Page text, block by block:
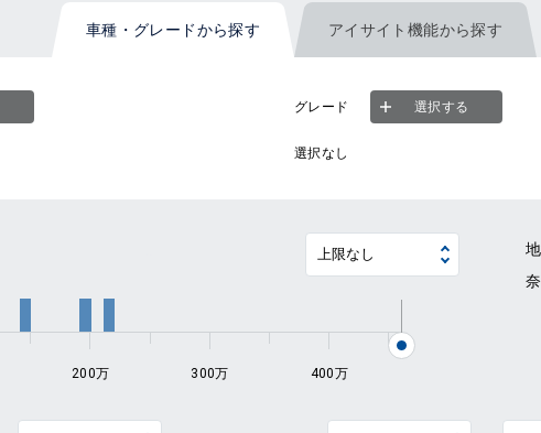
車種・グレードから探す アイサイト機能から探す
グレード 選択する
200万 300万 400万